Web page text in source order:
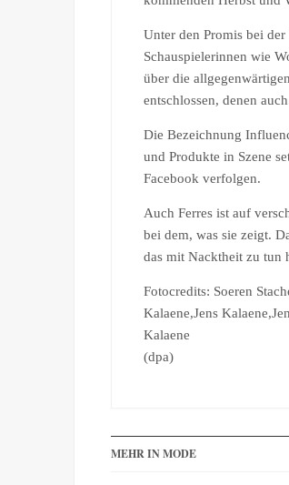
Unter den Promis bei
Schauspielerinnen wie
über die
entschlossen, denen
Die Bezeichnung
und Produkte in Szene
Facebook verfolgen.
Auch Ferres ist auf
bei dem, was sie zeigt.
das mit Nacktheit zu tun
Fotocredits: Soeren
Kalaene,Jens
Kalaene
(dpa)
MEHR IN MODE